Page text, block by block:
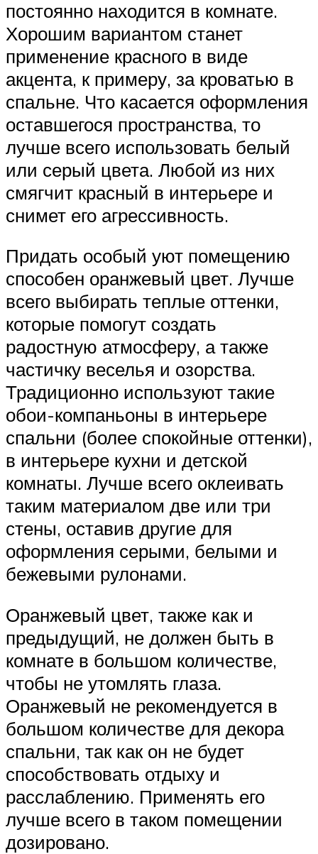
постоянно находится в комнате.
Хорошим вариантом станет
применение красного в виде
акцента, к примеру, за кроватью в
спальне. Что касается оформления
оставшегося пространства, то
лучше всего использовать белый
или серый цвета. Любой из них
смягчит красный в интерьере и
снимет его агрессивность.
Придать особый уют помещению
способен оранжевый цвет. Лучше
всего выбирать теплые оттенки,
которые помогут создать
радостную атмосферу, а также
частичку веселья и озорства.
Традиционно используют такие
обои-компаньоны в интерьере
спальни (более спокойные оттенки),
в интерьере кухни и детской
комнаты. Лучше всего оклеивать
таким материалом две или три
стены, оставив другие для
оформления серыми, белыми и
бежевыми рулонами.
Оранжевый цвет, также как и
предыдущий, не должен быть в
комнате в большом количестве,
чтобы не утомлять глаза.
Оранжевый не рекомендуется в
большом количестве для декора
спальни, так как он не будет
способствовать отдыху и
расслаблению. Применять его
лучше всего в таком помещении
дозировано.